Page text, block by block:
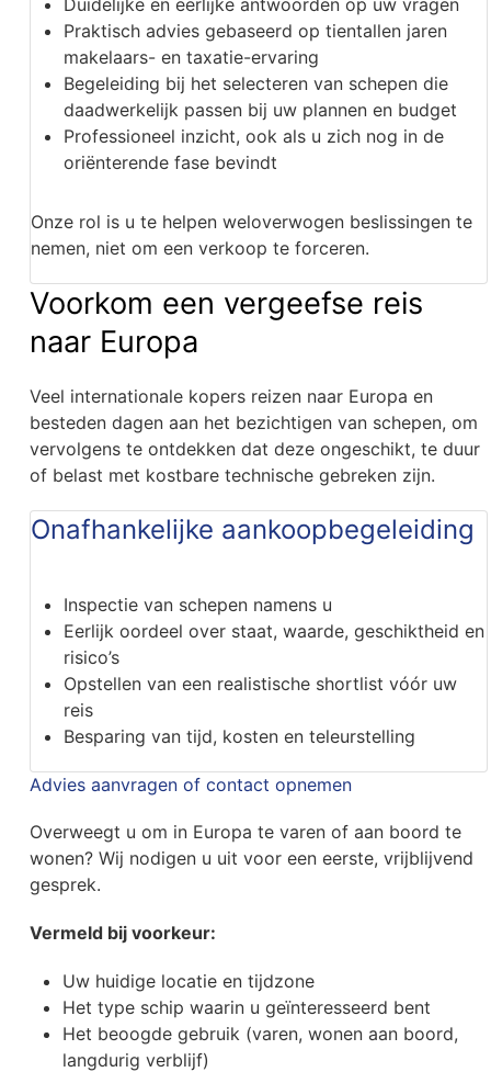
Duidelijke en eerlijke antwoorden op uw vragen
Praktisch advies gebaseerd op tientallen jaren
makelaars- en taxatie-ervaring
Begeleiding bij het selecteren van schepen die
daadwerkelijk passen bij uw plannen en budget
Professioneel inzicht, ook als u zich nog in de
oriënterende fase bevindt
Onze rol is u te helpen weloverwogen beslissingen te
nemen, niet om een verkoop te forceren.
Voorkom een vergeefse reis
naar Europa
Veel internationale kopers reizen naar Europa en
besteden dagen aan het bezichtigen van schepen, om
vervolgens te ontdekken dat deze ongeschikt, te duur
of belast met kostbare technische gebreken zijn.
Onafhankelijke aankoopbegeleiding
Inspectie van schepen namens u
Eerlijk oordeel over staat, waarde, geschiktheid en
risico’s
Opstellen van een realistische shortlist vóór uw
reis
Besparing van tijd, kosten en teleurstelling
Advies aanvragen of contact opnemen
Overweegt u om in Europa te varen of aan boord te
wonen? Wij nodigen u uit voor een eerste, vrijblijvend
gesprek.
Vermeld bij voorkeur:
Uw huidige locatie en tijdzone
Het type schip waarin u geïnteresseerd bent
Het beoogde gebruik (varen, wonen aan boord,
langdurig verblijf)